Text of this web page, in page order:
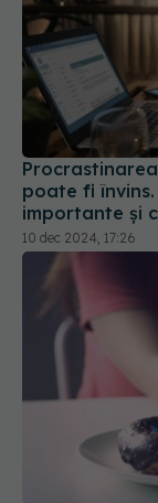
poate fi
importante și
10 dec 2024, 17:26